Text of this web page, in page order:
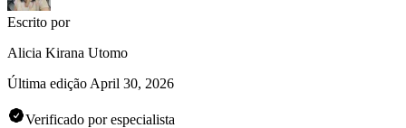
Escrito por
Alicia Kirana Utomo
Última edição April 30, 2026
Verificado por especialista